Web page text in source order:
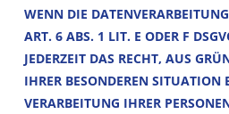
WENN DIE
ART. 6 ABS. 1 LIT. E ODER F
JEDERZEIT DAS RECHT, AUS
IHRER BESONDEREN SITUATION
VERARBEITUNG IHRER